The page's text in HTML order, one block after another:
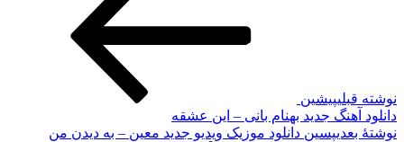
نوشته قبلیپیشین
دانلود آهنگ جدید بهنام بانی – این عشقه
نوشته‌ٔ بعدیپسین دانلود موزیک ویدیو جدید معین – به دیدن من